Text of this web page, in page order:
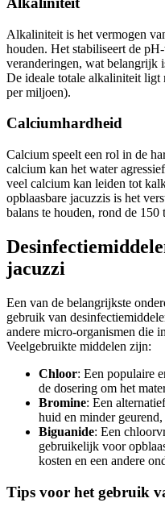
Alkaliniteit is het vermogen
houden. Het stabiliseert de
veranderingen, wat belangrijk
De ideale totale alkaliniteit ligt
per miljoen).
Calciumhardheid
Calcium speelt een rol in de
calcium kan het water
veel calcium kan leiden tot
opblaasbare jacuzzis is het
balans te houden, rond de 150
jacuzzi
Een van de belangrijkste
gebruik van
andere micro-organismen die
Veelgebruikte middelen zijn:
Chloor: Een populaire
de dosering om het
Bromine: Een
huid en minder
Biguanide: Een
gebruikelijk voor
kosten en een andere
Tips voor het gebruik